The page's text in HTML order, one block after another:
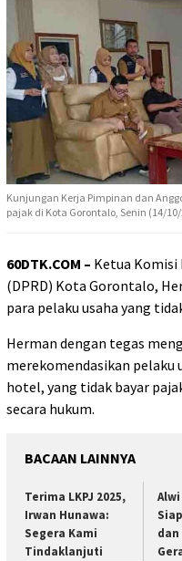
Kunjungan Kerja Pimpinan dan
pajak di Kota Gorontalo, Senin (14/
60DTK.COM – Ketua Komisi
(DPRD) Kota Gorontalo,
para pelaku usaha yang
Herman dengan tegas
merekomendasikan pelaku
hotel, yang tidak bayar
secara hukum.
BACAAN LAINNYA
Terima LKPJ 2025,
Irwan Hunawa:
Segera Kami
Tindaklanjuti
dan